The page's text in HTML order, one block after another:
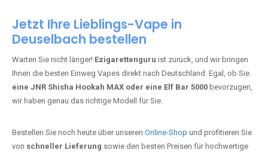
Jetzt Ihre Lieblings-Vape in
Deuselbach bestellen
Warten Sie nicht länger! Ezigarettenguru ist zurück, und wir bringen
Ihnen die besten Einweg Vapes direkt nach Deutschland. Egal, ob Sie
eine JNR Shisha Hookah MAX oder eine Elf Bar 5000 bevorzugen,
wir haben genau das richtige Modell für Sie.
Bestellen Sie noch heute über unseren Online-Shop und profitieren Sie
von schneller Lieferung sowie den besten Preisen für hochwertige